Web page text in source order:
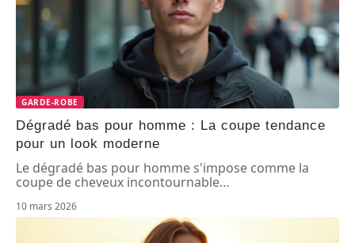
GARDE-ROBE
Dégradé bas pour homme : La coupe tendance
pour un look moderne
Le dégradé bas pour homme s'impose comme la
coupe de cheveux incontournable…
10 mars 2026